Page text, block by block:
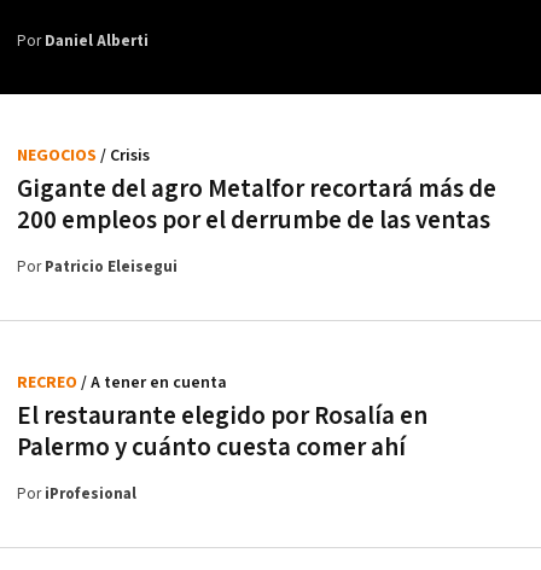
PorDaniel Alberti
Gigante del agro Metalfor recortará más de
200 empleos por el derrumbe de las ventas
NEGOCIOS / Crisis
PorPatricio Eleisegui
El restaurante elegido por Rosalía en
Palermo y cuánto cuesta comer ahí
RECREO / A tener en cuenta
PoriProfesional